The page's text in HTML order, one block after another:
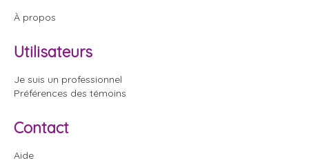
À propos
Utilisateurs
Je suis un professionnel
Préférences des témoins
Contact
Aide